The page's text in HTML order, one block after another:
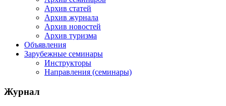
Архив статей
Архив журнала
Архив новостей
Архив туризма
Объявления
Зарубежные семинары
Инструкторы
Направления (семинары)
Журнал